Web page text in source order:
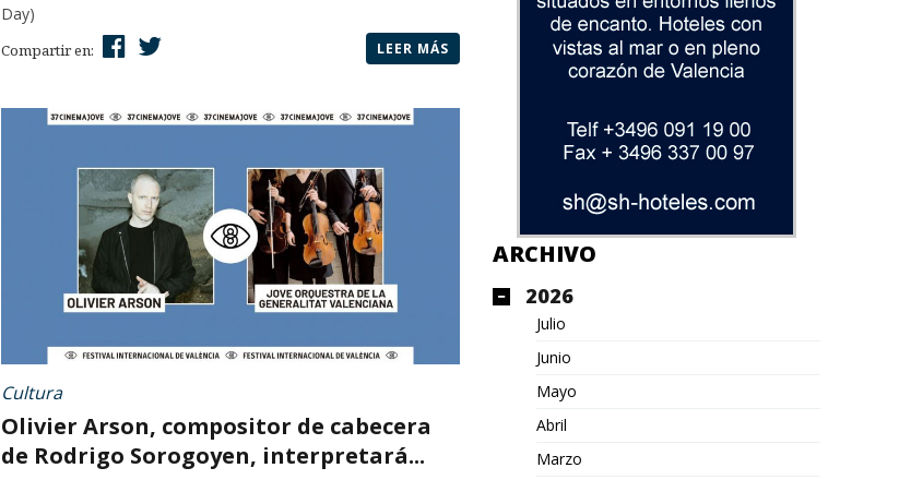
Day)
Compartir en: LEER MÁS
Cultura
Olivier Arson, compositor de cabecera
de Rodrigo Sorogoyen, interpretará...
ARCHIVO
2026
Julio
Junio
Mayo
Abril
Marzo